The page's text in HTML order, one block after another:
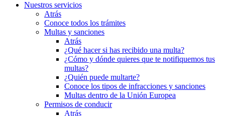
Nuestros servicios
Atrás
Conoce todos los trámites
Multas y sanciones
Atrás
¿Qué hacer si has recibido una multa?
¿Cómo y dónde quieres que te notifiquemos tus
multas?
¿Quién puede multarte?
Conoce los tipos de infracciones y sanciones
Multas dentro de la Unión Europea
Permisos de conducir
Atrás